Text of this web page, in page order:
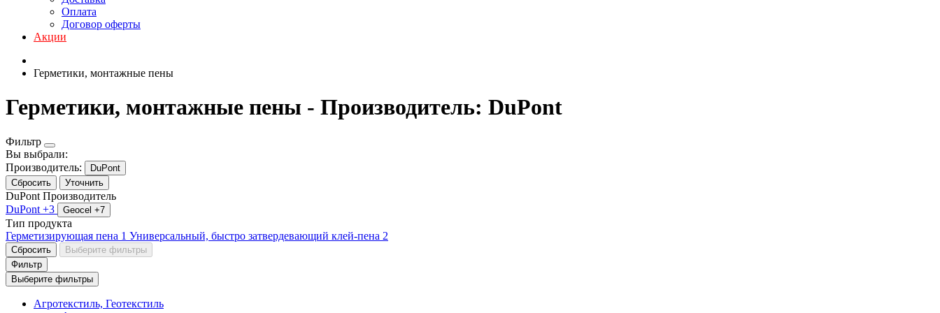
Оплата
Договор оферты
Акции
Герметики, монтажные пены
Герметики, монтажные пены - Производитель: DuPont
Фильтр
Вы выбрали:
Производитель:
DuPont
Сбросить
Уточнить
DuPont Производитель
DuPont +3 Geocel +7
Тип продукта
Герметизирующая пена 1 Универсальный, быстро затвердевающий клей-пена 2
Сбросить
Выберите фильтры
Фильтр
Выберите фильтры
Агротекстиль, Геотекстиль